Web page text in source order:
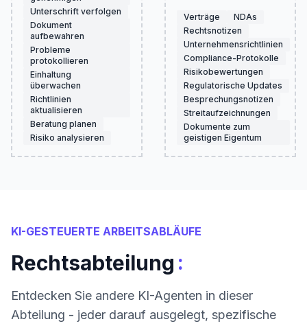
Unterschrift verfolgen
Dokument
aufbewahren
Probleme
protokollieren
Einhaltung
überwachen
Richtlinien
aktualisieren
Beratung planen
Risiko analysieren
Verträge
NDAs
Rechtsnotizen
Unternehmensrichtlinien
Compliance-Protokolle
Risikobewertungen
Regulatorische Updates
Besprechungsnotizen
Streitaufzeichnungen
Dokumente zum
geistigen Eigentum
KI-GESTEUERTE ARBEITSABLÄUFE
Rechtsabteilung :
Entdecken Sie andere KI-Agenten in dieser
Abteilung - jeder darauf ausgelegt, spezifische